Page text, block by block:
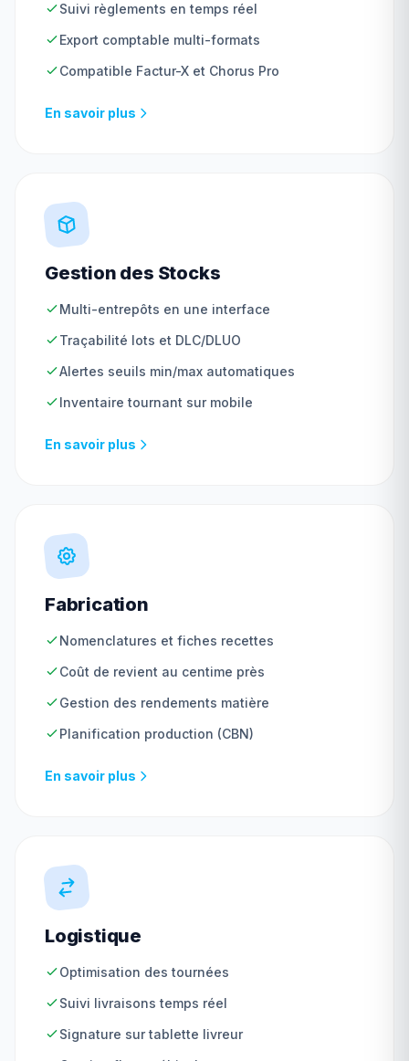
Suivi règlements en temps réel
Export comptable multi-formats
Compatible Factur-X et Chorus Pro
En savoir plus
Gestion des Stocks
Multi-entrepôts en une interface
Traçabilité lots et DLC/DLUO
Alertes seuils min/max automatiques
Inventaire tournant sur mobile
En savoir plus
Fabrication
Nomenclatures et fiches recettes
Coût de revient au centime près
Gestion des rendements matière
Planification production (CBN)
En savoir plus
Logistique
Optimisation des tournées
Suivi livraisons temps réel
Signature sur tablette livreur